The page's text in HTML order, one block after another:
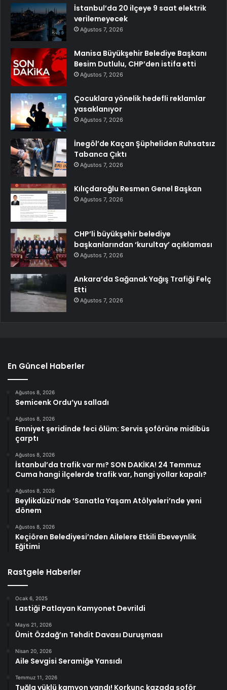
İstanbul’da 20 ilçeye 9 saat elektrik
verilemeyecek
Ağustos 7, 2026
Manisa Büyükşehir Belediye Başkanı
Besim Dutlulu, CHP’den istifa etti
Ağustos 7, 2026
Çocuklara yönelik hedefli reklamlar
yasaklanıyor
Ağustos 7, 2026
İnegöl’de Kaçan Şüpheliden Ruhsatsız
Tabanca Çıktı
Ağustos 7, 2026
Kılıçdaroğlu Resmen Genel Başkan
Ağustos 7, 2026
CHP’li büyükşehir belediye
başkanlarından ‘kurultay’ açıklaması
Ağustos 7, 2026
Ankara’da Sağanak Yağış Trafiği Felç
Etti
Ağustos 7, 2026
En Güncel Haberler
Ağustos 8, 2026
Semicenk Ordu’yu salladı
Ağustos 8, 2026
Emniyet şeridinde feci ölüm: Servis şoförüne midibüs
çarptı
Ağustos 8, 2026
İstanbul’da trafik var mı? SON DAKİKA! 24 Temmuz
Cuma hangi ilçelerde trafik var, hangi yollar kapalı?
Ağustos 8, 2026
Beylikdüzü’nde ‘Sanatla Yaşam Atölyeleri’nde yeni
dönem
Ağustos 8, 2026
Keçiören Belediyesi’nden Ailelere Etkili Ebeveynlik
Eğitimi
Rastgele Haberler
Ocak 6, 2025
Lastiği Patlayan Kamyonet Devrildi
Mayıs 21, 2026
Ümit Özdağ’ın Tehdit Davası Duruşması
Nisan 20, 2026
Aile Sevgisi Seramiğe Yansıdı
Temmuz 11, 2026
Tuğla yüklü kamyon yandı! Korkunç kazada şoför